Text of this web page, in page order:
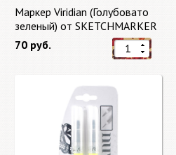
Маркер Viridian (Голубовато
зеленый) от SKETCHMARKER
70 руб.